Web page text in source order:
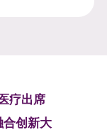
疗出席
创新大